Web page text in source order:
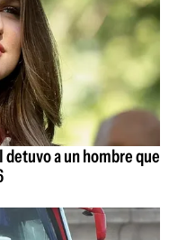
detuvo a un hombre que